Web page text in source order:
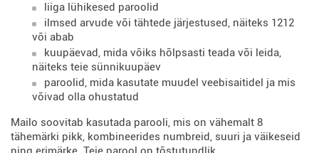
liiga lühikesed paroolid
ilmsed arvude või tähtede järjestused, näiteks 1212
või abab
kuupäevad, mida võiks hõlpsasti teada või leida,
näiteks teie sünnikuupäev
paroolid, mida kasutate muudel veebisaitidel ja mis
võivad olla ohustatud
Mailo soovitab kasutada parooli, mis on vähemalt 8
tähemärki pikk, kombineerides numbreid, suuri ja väikeseid